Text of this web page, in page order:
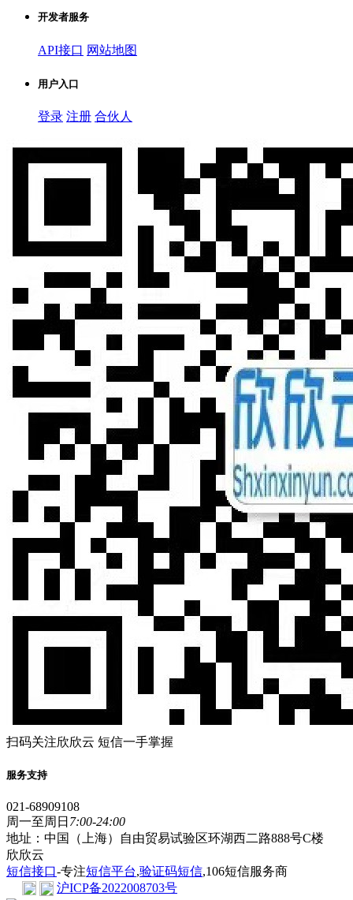
开发者服务
API接口 网站地图
用户入口
登录 注册 合伙人
扫码关注欣欣云 短信一手掌握
服务支持
021-68909108
周一至周日 7:00-24:00
地址：中国（上海）自由贸易试验区环湖西二路888号C楼
欣欣云
短信接口-专注短信平台,验证码短信,106短信服务商
沪ICP备2022008703号